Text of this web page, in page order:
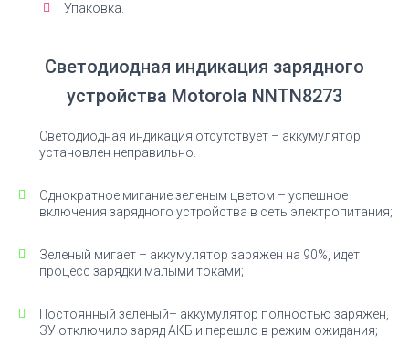
Упаковка.
Светодиодная индикация зарядного
устройства Motorola NNTN8273
Светодиодная индикация отсутствует – аккумулятор
установлен неправильно.
Однократное мигание зеленым цветом – успешное
включения зарядного устройства в сеть электропитания;
Зеленый мигает – аккумулятор заряжен на 90%, идет
процесс зарядки малыми токами;
Постоянный зелёный– аккумулятор полностью заряжен,
ЗУ отключило заряд АКБ и перешло в режим ожидания;